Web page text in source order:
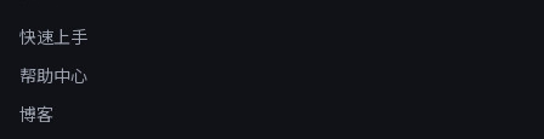
快速上手
帮助中心
博客